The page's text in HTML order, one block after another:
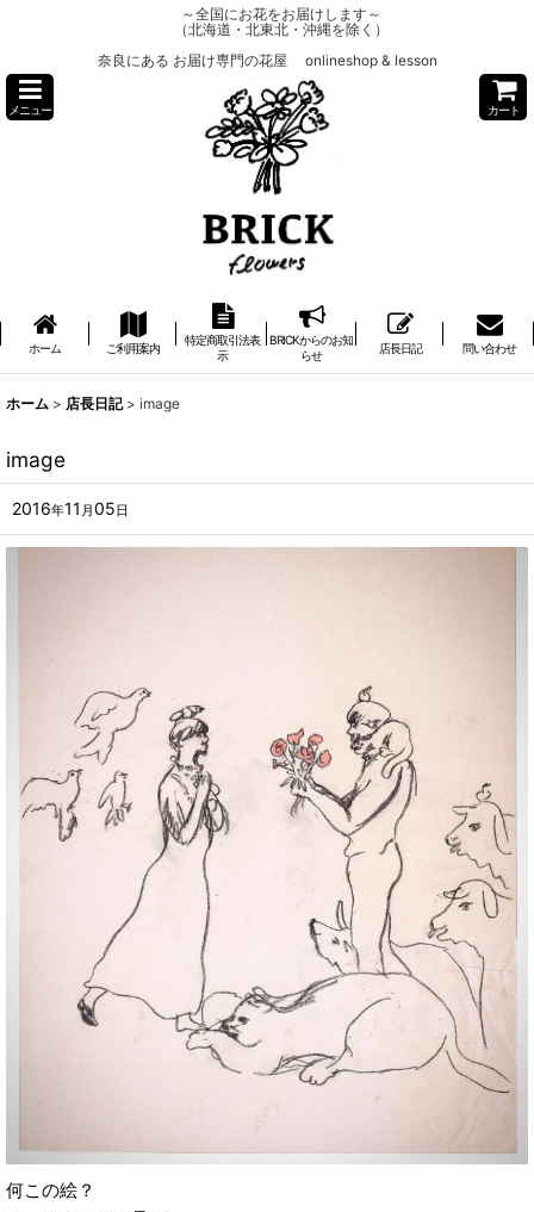
～全国にお花をお届けします～
（北海道・北東北・沖縄を除く）
奈良にある お届け専門の花屋 onlineshop & lesson
メニュー カート
ホーム ご利用案内
特定商取引法表
示
BRICKからのお知
らせ
店長日記 問い合わせ
ホーム > 店長日記 > image
image
2016年11 月 05 日
何この絵？